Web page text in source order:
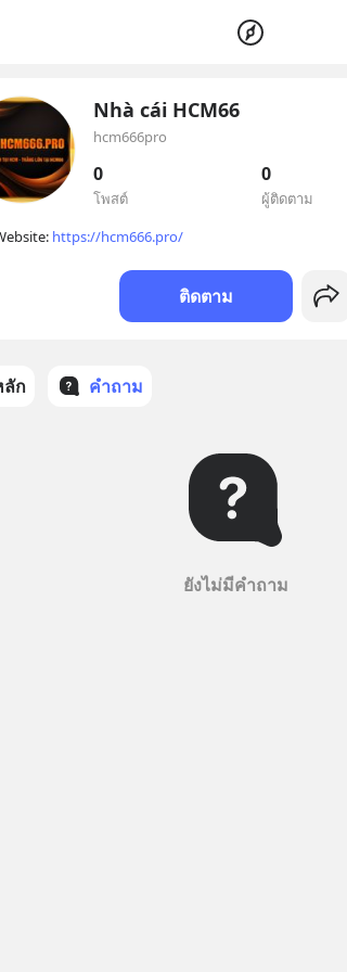
Nhà cái HCM66
hcm666pro
0
โพสต์
0
ผู้ติดตาม
https://hcm666.pro/
ติดตาม
ก คำถาม
ยังไม่มีคำถาม